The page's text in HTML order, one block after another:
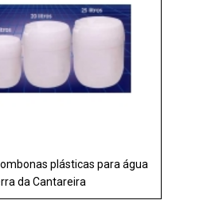
plásticas para água
da Cantareira